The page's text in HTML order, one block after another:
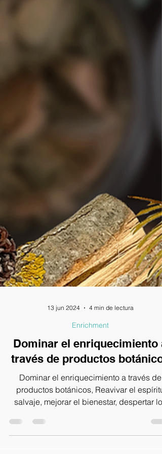
Enrichment
Dominar el enriquecimiento a
través de productos
Dominar el enriquecimiento a través de
salvaje, mejorar el bienestar, despertar los
instintos